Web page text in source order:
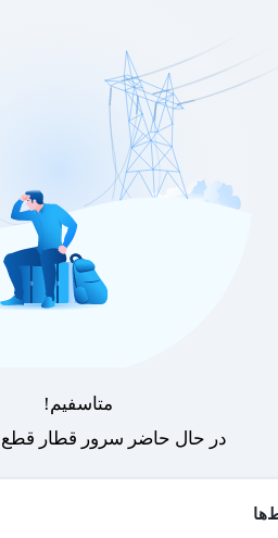
متاسفیم!
در حال حاضر سرور قطار